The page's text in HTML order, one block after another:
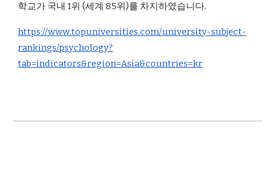
학교가 국내 1위 (세계 85위)를 차지하였습니다.
https://www.topuniversities.com/university-subject-
rankings/psychology?
tab=indicators&region=Asia&countries=kr